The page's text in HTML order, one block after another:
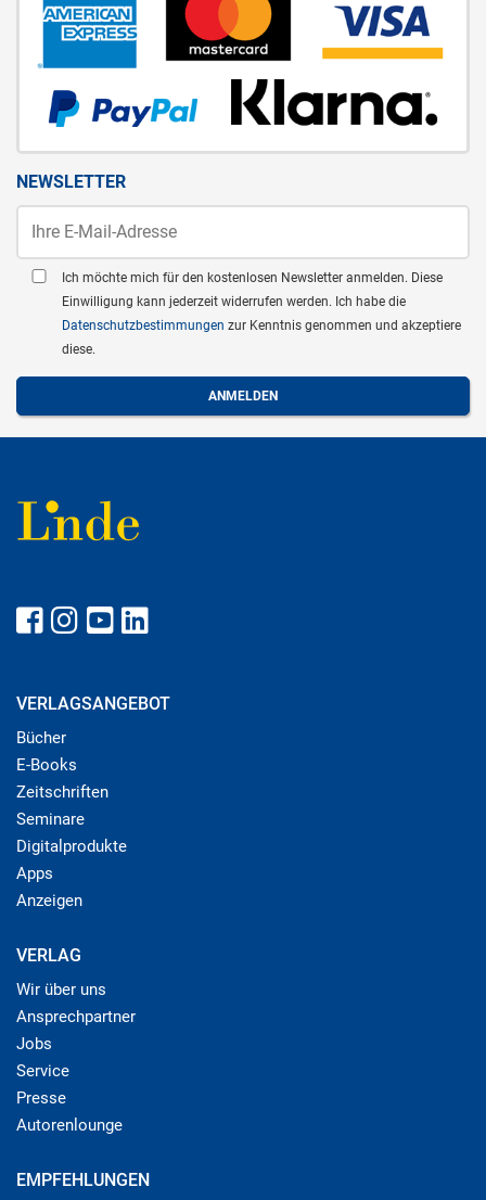
NEWSLETTER
Ich möchte mich für den kostenlosen Newsletter anmelden. Diese
Einwilligung kann jederzeit widerrufen werden. Ich habe die
Datenschutzbestimmungen zur Kenntnis genommen und akzeptiere
diese.
VERLAGSANGEBOT
Bücher
E-Books
Zeitschriften
Seminare
Digitalprodukte
Apps
Anzeigen
VERLAG
Wir über uns
Ansprechpartner
Jobs
Service
Presse
Autorenlounge
EMPFEHLUNGEN